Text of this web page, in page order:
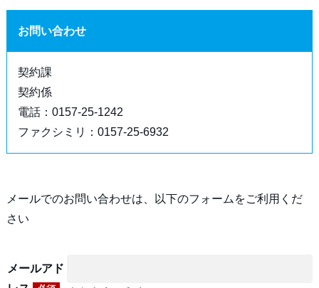
お問い合わせ
契約課
契約係
電話：0157-25-1242
ファクシミリ：0157-25-6932
メールでのお問い合わせは、以下のフォームをご利用くだ
さい
メールアド